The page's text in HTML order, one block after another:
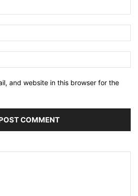
and website in this browser for the